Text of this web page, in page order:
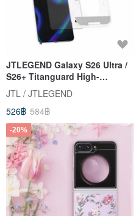
JTLEGEND Galaxy S26 Ultra /
S26+ Titanguard High-
Definition Screen Protector
JTL / JTLEGEND
526฿ 584฿
-20%